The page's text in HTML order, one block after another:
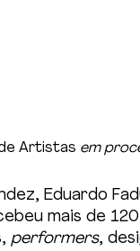
Artistas em
Eduardo
mais de
performers,